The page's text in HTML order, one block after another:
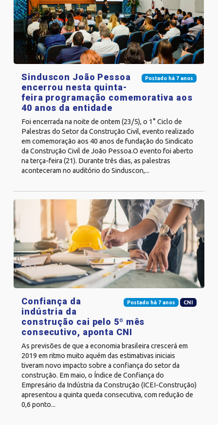
Postado há 7 anos
Sinduscon João Pessoa
encerrou nesta quinta-
feira programação comemorativa aos
40 anos da entidade
Foi encerrada na noite de ontem (23/5), o 1° Ciclo de
Palestras do Setor da Construção Civil, evento realizado
em comemoração aos 40 anos de fundação do Sindicato
da Construção Civil de João Pessoa.O evento foi aberto
na terça-feira (21). Durante três dias, as palestras
aconteceram no auditório do Sinduscon,...
Postado há 7 anos CNI
Confiança da
indústria da
construção cai pelo 5º mês
consecutivo, aponta CNI
As previsões de que a economia brasileira crescerá em
2019 em ritmo muito aquém das estimativas iniciais
tiveram novo impacto sobre a confiança do setor da
construção. Em maio, o Índice de Confiança do
Empresário da Indústria da Construção (ICEI-Construção)
apresentou a quinta queda consecutiva, com redução de
0,6 ponto...